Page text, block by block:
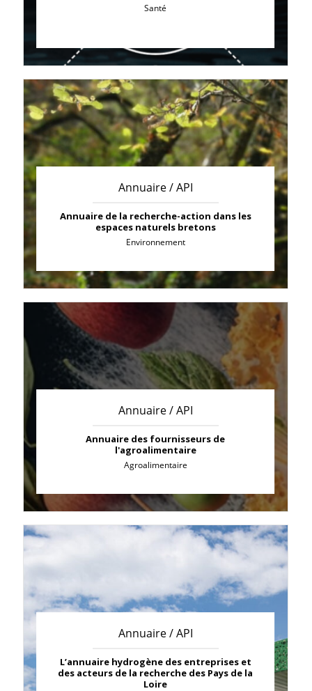
Santé
Annuaire / API
Annuaire de la recherche-action dans les
espaces naturels bretons
Environnement
Annuaire / API
Annuaire des fournisseurs de
l'agroalimentaire
Agroalimentaire
Annuaire / API
L’annuaire hydrogène des entreprises et
des acteurs de la recherche des Pays de la
Loire